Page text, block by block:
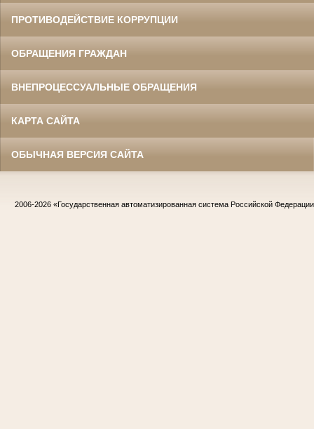
ПРОТИВОДЕЙСТВИЕ КОРРУПЦИИ
ОБРАЩЕНИЯ ГРАЖДАН
ВНЕПРОЦЕССУАЛЬНЫЕ ОБРАЩЕНИЯ
КАРТА САЙТА
ОБЫЧНАЯ ВЕРСИЯ САЙТА
2006-2026 «Государственная автоматизированная система Российской